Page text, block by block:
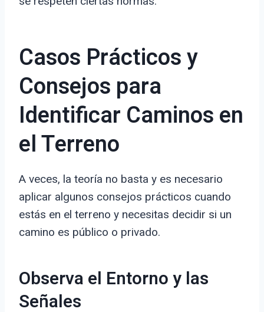
Casos Prácticos y
Consejos para
Identificar Caminos en
el Terreno
A veces, la teoría no basta y es necesario
aplicar algunos consejos prácticos cuando
estás en el terreno y necesitas decidir si un
camino es público o privado.
Observa el Entorno y las
Señales